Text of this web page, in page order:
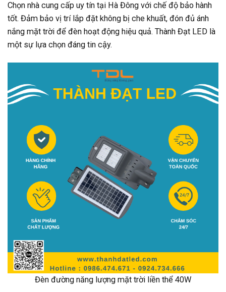
Chọn nhà cung cấp uy tín tại Hà Đông với chế độ bảo hành
tốt. Đảm bảo vị trí lắp đặt không bị che khuất, đón đủ ánh
nắng mặt trời để đèn hoạt động hiệu quả. Thành Đạt LED là
một sự lựa chọn đáng tin cậy.
Đèn đường năng lượng mặt trời liền thể 40W